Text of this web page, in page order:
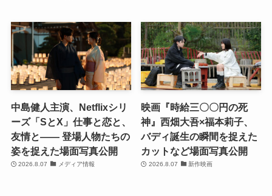
中島健人主演、Netflixシリ
ーズ「SとX」仕事と恋と、
友情と―― 登場人物たちの
姿を捉えた場面写真公開
2026.8.07 メディア情報
映画『時給三〇〇円の死
神』西畑大吾×福本莉子、
バディ誕生の瞬間を捉えた
カットなど場面写真公開
2026.8.07 新作映画